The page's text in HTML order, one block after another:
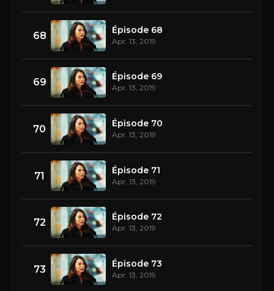
68 Épisode 68
Apr. 13, 2019
69 Épisode 69
Apr. 13, 2019
70 Épisode 70
Apr. 13, 2019
71 Épisode 71
Apr. 13, 2019
72 Épisode 72
Apr. 13, 2019
73 Épisode 73
Apr. 13, 2019